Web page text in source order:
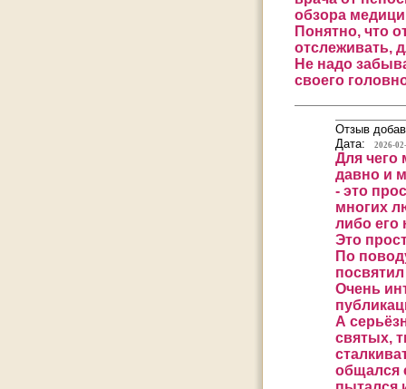
обзора
Понятно, что
отслеживать,
Не надо
своего
Отзыв
Дата:
2026-
Для чего
давно и
- это
многих
либо его
Это
По
Очень
А
святых,
общался